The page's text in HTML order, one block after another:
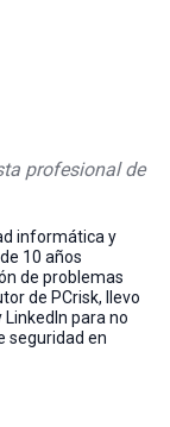
profesional de
informática y
10 años
de problemas
de PCrisk, llevo
para no
seguridad en